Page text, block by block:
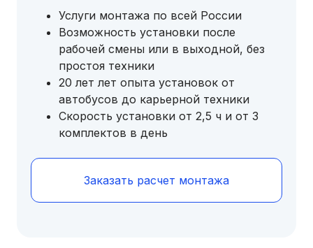
Услуги монтажа по всей России
Возможность установки после
рабочей смены или в выходной, без
простоя техники
20 лет лет опыта установок от
автобусов до карьерной техники
Скорость установки от 2,5 ч и от 3
комплектов в день
Заказать расчет монтажа